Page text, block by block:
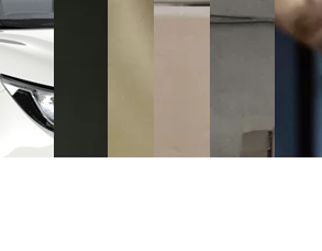
eða einfaldlega auka fótarými þegar þess er þörf. Til að